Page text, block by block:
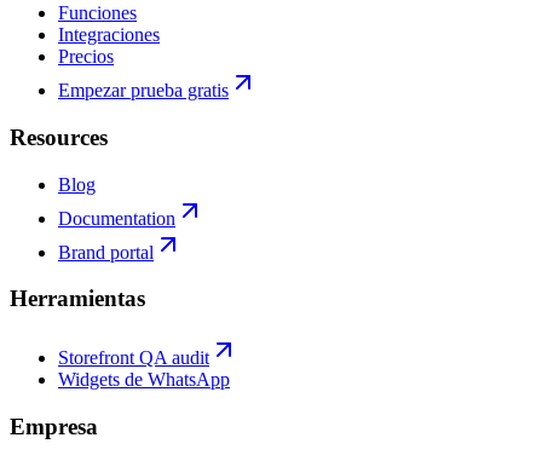
Funciones
Integraciones
Precios
Empezar prueba gratis
Resources
Blog
Documentation
Brand portal
Herramientas
Storefront QA audit
Widgets de WhatsApp
Empresa